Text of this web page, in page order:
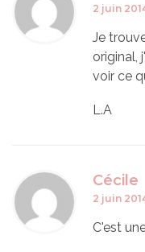
2 juin
Je
original,
voir ce
L.A
Cécile
2 juin
C'est